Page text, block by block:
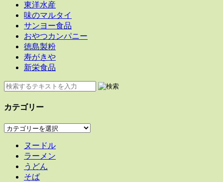
東洋水産
味のマルタイ
サンヨー食品
おやつカンパニー
徳島製粉
寿がきや
新栄食品
カテゴリー
カ
ヌードル
ラーメン
うどん
そば